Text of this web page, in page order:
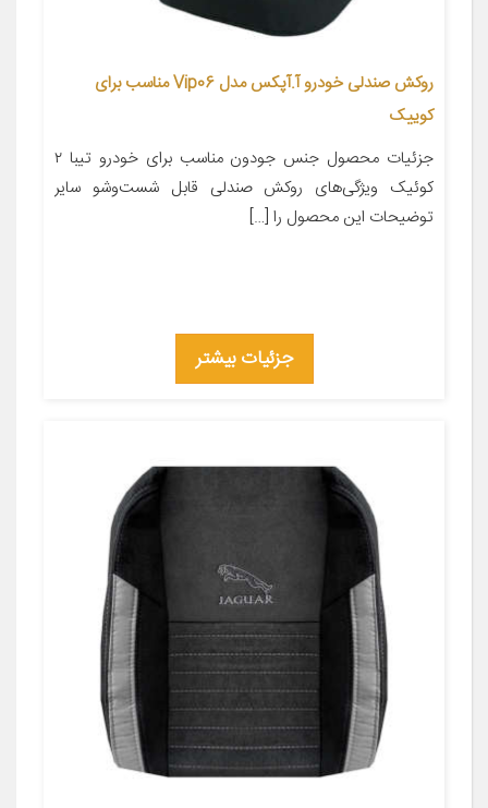
روکش صندلی خودرو آ.آپکس مدل Vip06 مناسب برای
کوییک
جزئیات محصول جنس جودون مناسب برای خودرو تیبا ۲
کوئیک ویژگی‌های روکش صندلی قابل شست‌وشو سایر
توضیحات این محصول را […]
جزئیات بیشتر